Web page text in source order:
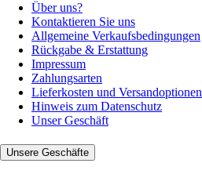
Über uns?
Kontaktieren Sie uns
Allgemeine Verkaufsbedingungen
Rückgabe & Erstattung
Impressum
Zahlungsarten
Lieferkosten und Versandoptionen
Hinweis zum Datenschutz
Unser Geschäft
Unsere Geschäfte